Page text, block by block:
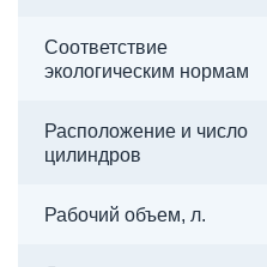
Соответствие
экологическим нормам
Расположение и число
цилиндров
Рабочий объем, л.